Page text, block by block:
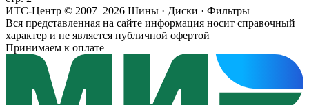
ИТС-Центр © 2007–2026 Шины · Диски · Фильтры
Вся представленная на сайте информация носит справочный
характер и не является публичной офертой
Принимаем к оплате